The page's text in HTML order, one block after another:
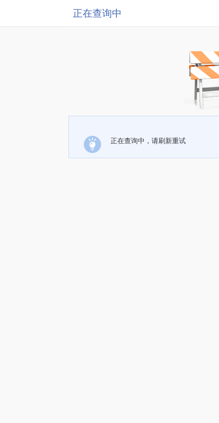
正在查询中
正在查询中，请刷新重试